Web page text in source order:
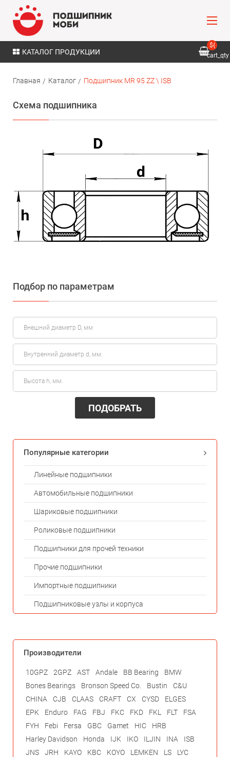
КАТАЛОГ ПРОДУКЦИИ
${
cart_qty
Главная Каталог Подшипник MR 95 ZZ \ ISB
Схема подшипника
Подбор по параметрам
ПОДОБРАТЬ
Популярные категории
Линейные подшипники
Автомобильные подшипники
Шариковые подшипники
Роликовые подшипники
Подшипники для прочей техники
Прочие подшипники
Импортные подшипники
Подшипниковые узлы и корпуса
Производители
10GPZ 2GPZ AST Andale BB Bearing
BMW
Bones Bearings
Bronson Speed Co. Bustin
C&U
CHINA
CJB CLAAS CRAFT CX CYSD
ELGES
EPK
Enduro FAG FBJ FKC FKD FKL FLT
FSA
FYH
Febi Fersa GBC Gamet HIC
HRB
Harley Davidson
Honda IJK IKO ILJIN INA
ISB
JNS
JRH KAYO KBC KOYO LEMKEN LS
LYC